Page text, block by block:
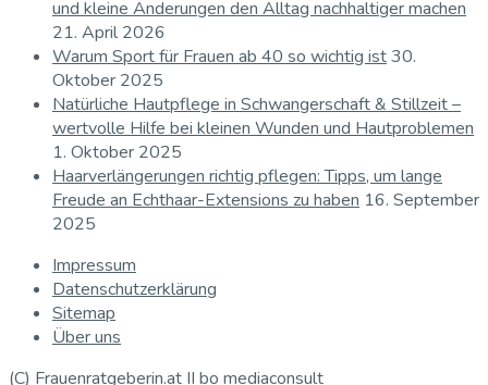
und kleine Änderungen den Alltag nachhaltiger machen
21. April 2026
Warum Sport für Frauen ab 40 so wichtig ist30.
Oktober 2025
Natürliche Hautpflege in Schwangerschaft & Stillzeit –
wertvolle Hilfe bei kleinen Wunden und Hautproblemen
1. Oktober 2025
Haarverlängerungen richtig pflegen: Tipps, um lange
Freude an Echthaar-Extensions zu haben 16. September
2025
Impressum
Datenschutzerklärung
Sitemap
Über uns
(C) Frauenratgeberin.at II bo mediaconsult